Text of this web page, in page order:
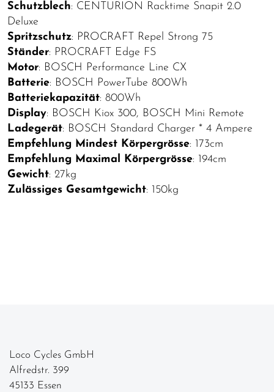
Schutzblech: CENTURION Racktime Snapit 2.0
Deluxe
Spritzschutz: PROCRAFT Repel Strong 75
Ständer: PROCRAFT Edge FS
Motor: BOSCH Performance Line CX
Batterie: BOSCH PowerTube 800Wh
Batteriekapazität: 800Wh
Display: BOSCH Kiox 300, BOSCH Mini Remote
Ladegerät: BOSCH Standard Charger * 4 Ampere
Empfehlung Mindest Körpergrösse: 173cm
Empfehlung Maximal Körpergrösse: 194cm
Gewicht: 27kg
Zulässiges Gesamtgewicht: 150kg
Loco Cycles GmbH
Alfredstr. 399
45133 Essen